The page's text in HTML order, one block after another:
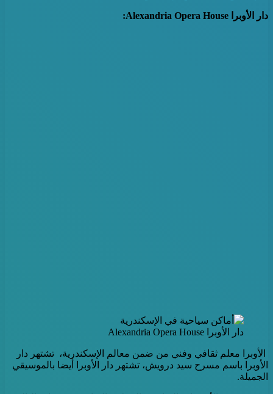
دار الأوبرا Alexandria Opera House:
دار الأوبرا Alexandria Opera House
الأوبرا معلم ثقافي وفني من ضمن معالم الإسكندرية، تشتهر دار
الأوبرا باسم مسرح سيد درويش، تشتهر دار الأوبرا أيضا بالموسيقي
الجميلة.